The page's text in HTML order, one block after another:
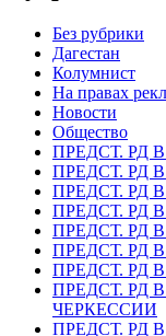
Без рубрики
Дагестан
Колумнист
На правах
Новости
Общество
ПРЕДСТ. РД
ПРЕДСТ. РД
ПРЕДСТ. РД
ПРЕДСТ. РД
ПРЕДСТ. РД
ПРЕДСТ. РД
ПРЕДСТ. РД
ПРЕДСТ. РД
ЧЕРКЕССИИ
ПРЕДСТ. РД